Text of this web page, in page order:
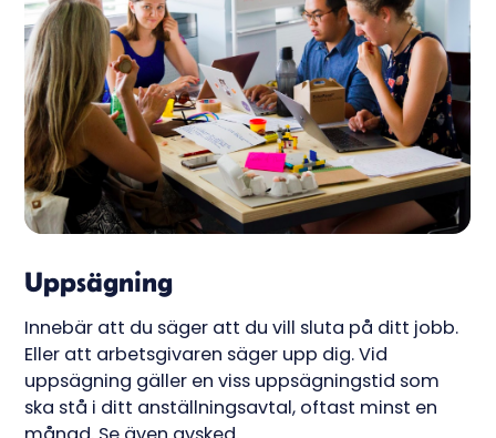
Uppsägning
Innebär att du säger att du vill sluta på ditt jobb.
Eller att arbetsgivaren säger upp dig. Vid
uppsägning gäller en viss uppsägningstid som
ska stå i ditt anställningsavtal, oftast minst en